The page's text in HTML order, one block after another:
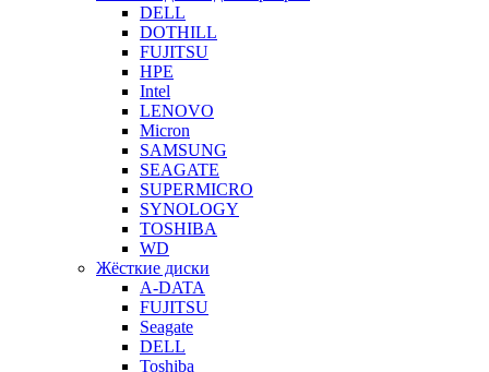
DELL
DOTHILL
FUJITSU
HPE
Intel
LENOVO
Micron
SAMSUNG
SEAGATE
SUPERMICRO
SYNOLOGY
TOSHIBA
WD
Жёсткие диски
A-DATA
FUJITSU
Seagate
DELL
Toshiba